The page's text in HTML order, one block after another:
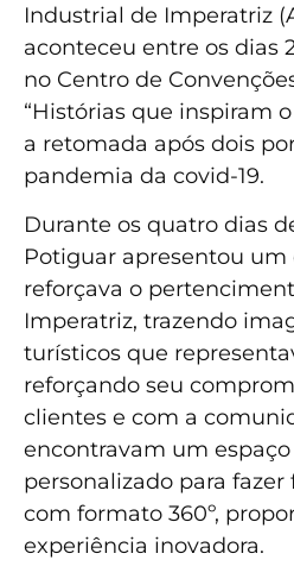
Industrial de Imperatriz
aconteceu entre os dias
no Centro de
“Histórias que inspiram
a retomada após dois
pandemia da covid-19.
Durante os quatro dias
Potiguar apresentou um
reforçava o
Imperatriz, trazendo
turísticos que
reforçando seu
clientes e com a
encontravam um
personalizado para
com formato 360º,
experiência inovadora.